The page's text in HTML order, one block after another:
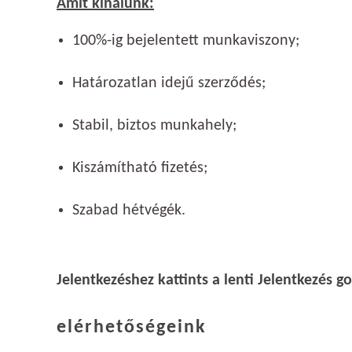
Amit kínálunk:
100%-ig bejelentett munkaviszony;
Határozatlan idejű szerződés;
Stabil, biztos munkahely;
Kiszámítható fizetés;
Szabad hétvégék.
Jelentkezéshez kattints a lenti Jelentkezés
elérhetőségeink